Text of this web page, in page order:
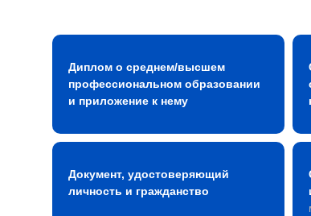
Диплом о среднем/высшем
профессиональном образовании
и приложение к нему
Документ, удостоверяющий
личность и гражданство